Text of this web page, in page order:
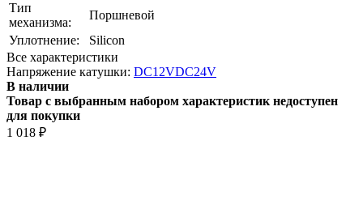
Тип
механизма:
Поршневой
Уплотнение:
Silicon
Все характеристики
Напряжение катушки: DC12VDC24V
В наличии
Товар с выбранным набором характеристик недоступен
для покупки
1 018 ₽